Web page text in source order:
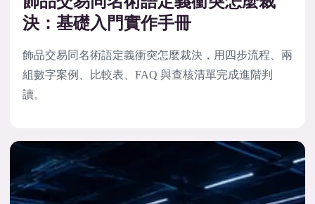
決：基礎入門實作手冊
飾品交易同名術語定義衝突怎麼裁決，用四步流程、兩
組數字案例、比較表、FAQ 與查核清單完成進階判
讀。